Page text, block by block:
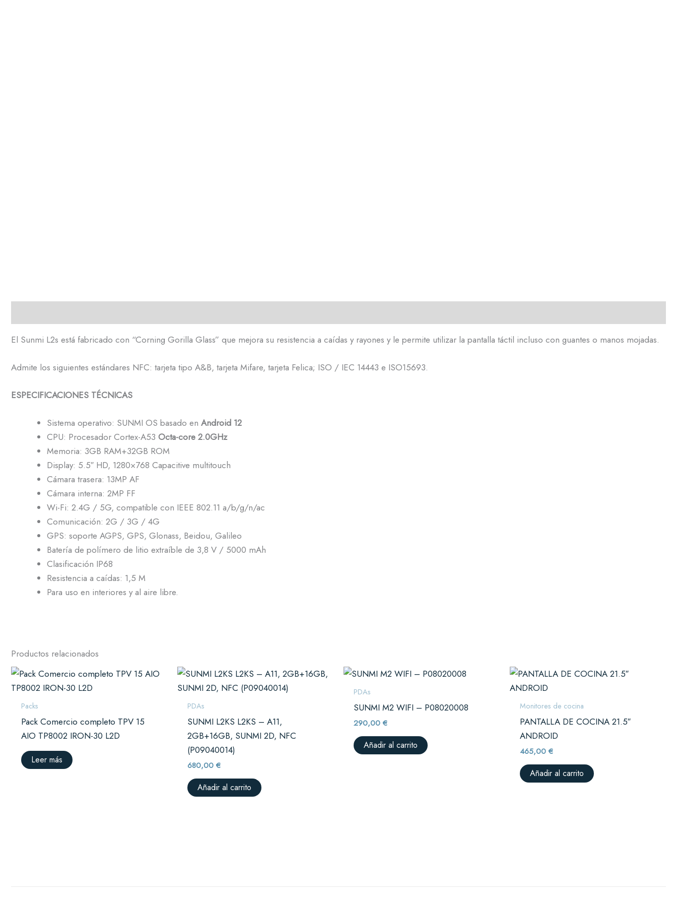
El Sunmi L2s está fabricado con “Corning Gorilla Glass” que mejora su resistencia a caídas y rayones y le permite utilizar la pantalla táctil incluso con guantes o manos mojadas.
Admite los siguientes estándares NFC: tarjeta tipo A&B, tarjeta Mifare, tarjeta Felica; ISO / IEC 14443 e ISO15693.
ESPECIFICACIONES TÉCNICAS
Sistema operativo: SUNMI OS basado en Android 12
CPU: Procesador Cortex-A53 Octa-core 2.0GHz
Memoria: 3GB RAM+32GB ROM
Display: 5.5″ HD, 1280×768 Capacitive multitouch
Cámara trasera: 13MP AF
Cámara interna: 2MP FF
Wi-Fi: 2.4G / 5G, compatible con IEEE 802.11 a/b/g/n/ac
Comunicación: 2G / 3G / 4G
GPS: soporte AGPS, GPS, Glonass, Beidou, Galileo
Batería de polímero de litio extraíble de 3,8 V / 5000 mAh
Clasificación IP68
Resistencia a caídas: 1,5 M
Para uso en interiores y al aire libre.
Productos relacionados
Packs
Pack Comercio completo TPV 15
AIO TP8002 IRON-30 L2D
Leer más
PDAs
SUNMI L2KS L2KS – A11,
2GB+16GB, SUNMI 2D, NFC
(P09040014)
680,00€
Añadir al carrito
PDAs
SUNMI M2 WIFI – P08020008
290,00€
Añadir al carrito
Monitores de cocina
PANTALLA DE COCINA 21.5″
ANDROID
465,00€
Añadir al carrito